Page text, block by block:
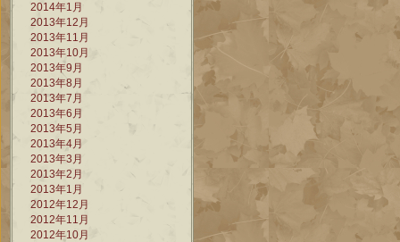
2014年1月
2013年12月
2013年11月
2013年10月
2013年9月
2013年8月
2013年7月
2013年6月
2013年5月
2013年4月
2013年3月
2013年2月
2013年1月
2012年12月
2012年11月
2012年10月